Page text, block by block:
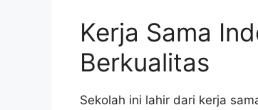
Kerja Sama
Berkualitas
Sekolah ini lahir dari kerja